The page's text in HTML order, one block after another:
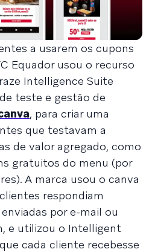
a usarem os cupons
Equador usou o recurso
Intelligence Suite
teste e gestão de
, para criar uma
que testavam a
de valor agregado, como
gratuitos do menu (por
A marca usou o canva
respondiam
por e-mail ou
e utilizou o Intelligent
cada cliente recebesse